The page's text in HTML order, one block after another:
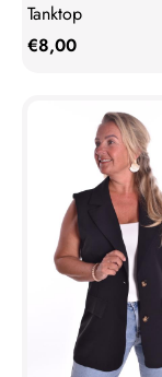
Tanktop
€8,00